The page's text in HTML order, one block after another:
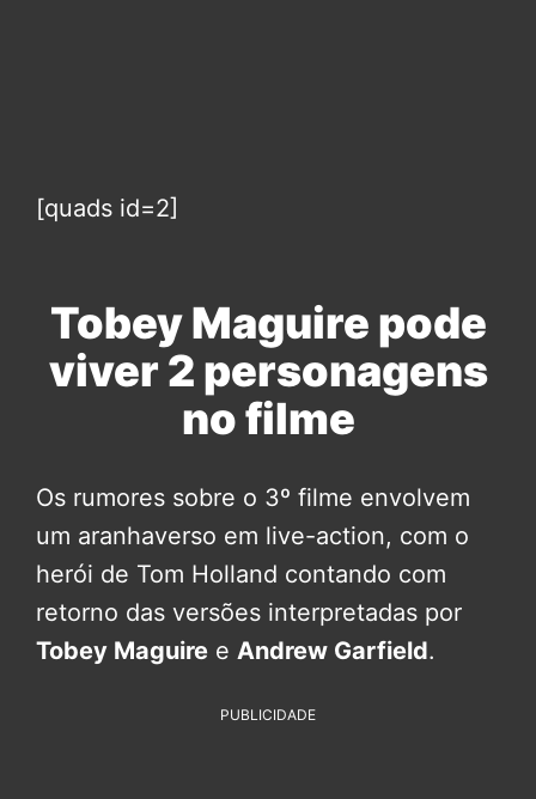
[quads id=2]
Tobey Maguire pode
viver 2 personagens
no filme
Os rumores sobre o 3º filme envolvem
um aranhaverso em live-action, com o
herói de Tom Holland contando com
retorno das versões interpretadas por
Tobey Maguire e Andrew Garfield.
PUBLICIDADE